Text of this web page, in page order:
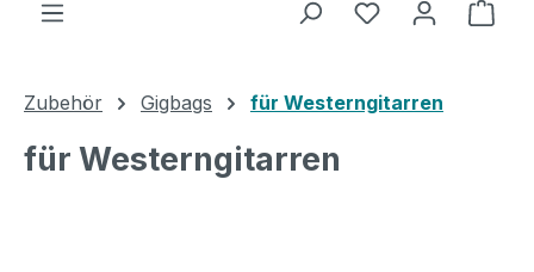
Zubehör Gigbags für Westerngitarren
für Westerngitarren